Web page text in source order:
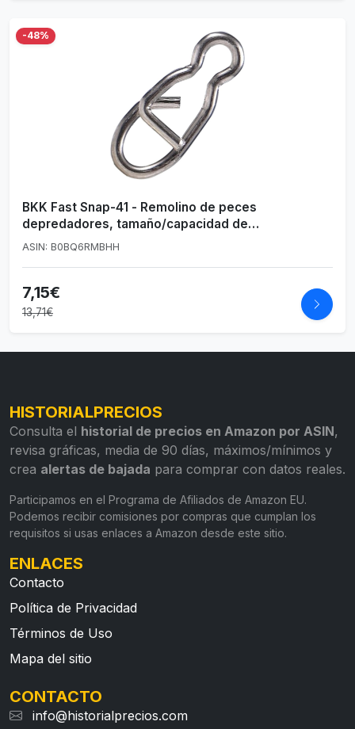
-48%
BKK Fast Snap-41 - Remolino de peces
depredadores, tamaño/capacidad de
carga/contenido del paquete: tamaño 1, 9 kg, 10
ASIN: B0BQ6RMBHH
7,15€
13,71€
HISTORIALPRECIOS
Consulta el historial de precios en Amazon por ASIN,
revisa gráficas, media de 90 días, máximos/mínimos y
crea alertas de bajada para comprar con datos reales.
Participamos en el Programa de Afiliados de Amazon EU.
Podemos recibir comisiones por compras que cumplan los
requisitos si usas enlaces a Amazon desde este sitio.
ENLACES
Contacto
Política de Privacidad
Términos de Uso
Mapa del sitio
CONTACTO
info@historialprecios.com